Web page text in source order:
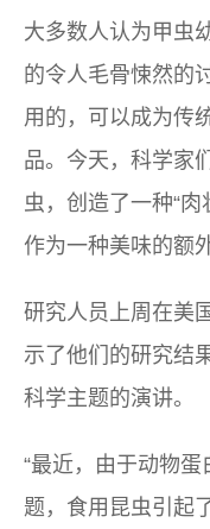
大多数人认为甲虫
的令人毛骨悚然的
用的，可以成为传
品。今天，科学家
虫，创造了一种“
作为一种美味的额
研究人员上周在美
示了他们的研究结
科学主题的演讲。
“最近，由于动物蛋
题，食用昆虫引起